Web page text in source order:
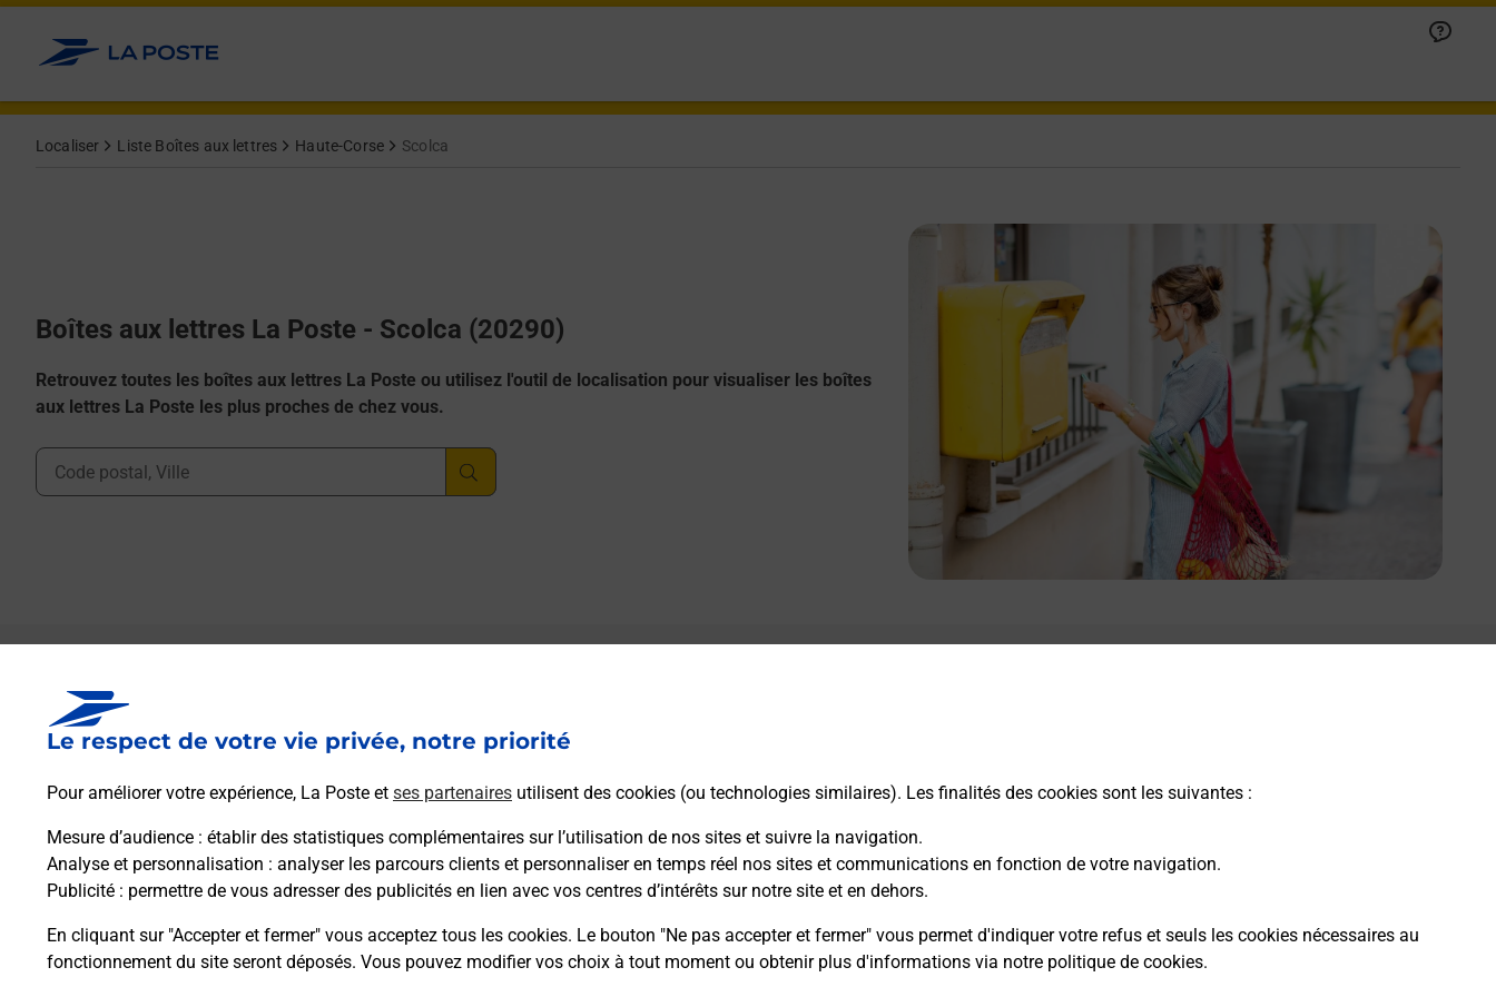
Le respect de votre vie privée, notre priorité
Pour améliorer votre expérience, La Poste et ses partenaires utilisent des cookies (ou technologies similaires). Les finalités des cookies sont les suivantes :
Mesure d’audience : établir des statistiques complémentaires sur l’utilisation de nos sites et suivre la navigation.
Analyse et personnalisation : analyser les parcours clients et personnaliser en temps réel nos sites et communications en fonction de votre navigation.
Publicité : permettre de vous adresser des publicités en lien avec vos centres d’intérêts sur notre site et en dehors.
En cliquant sur "Accepter et fermer" vous acceptez tous les cookies. Le bouton "Ne pas accepter et fermer" vous permet d'indiquer votre refus et seuls les cookies nécessaires au
fonctionnement du site seront déposés. Vous pouvez modifier vos choix à tout moment ou obtenir plus d'informations via notre politique de cookies.
Allez au contenu
Localiser Liste Boîtes aux lettres Haute-Corse Scolca
Boîtes aux lettres La Poste - Scolca (20290)
Retrouvez toutes les boîtes aux lettres La Poste ou utilisez l'outil de localisation pour visualiser les boîtes
aux lettres La Poste les plus proches de chez vous.
Ville, Département, Code Postal
Boîte aux lettres La Poste
Prochaine collecte du courrier vendredià
20290 Scolca
Itinéraire